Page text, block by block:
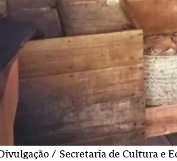
/ Secretaria de Cultura e